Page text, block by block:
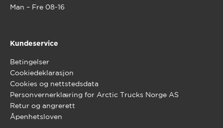
Man – Fre 08-16
Kundeservice
Betingelser
Cookiedeklarasjon
Cookies og nettstedsdata
Personvernerklæring for Arctic Trucks Norge AS
Retur og angrerett
Åpenhetsloven